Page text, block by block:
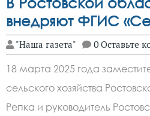
внедряют ФГИС
"Наша газета" 0 Оставьте
18 марта 2025 года
сельского хозяйства
Репка и руководитель